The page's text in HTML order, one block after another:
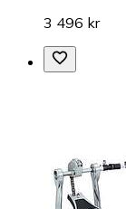
3 496 kr